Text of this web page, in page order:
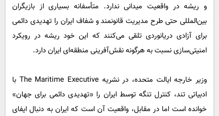
و ریشه در واقعیت میدانی ندارد. متأسفانه بسیاری از بازیگران
بین‌المللی حتی طرح مدیریت قانونمند و شفاف ایران را تهدیدی دائمی
برای آزادی دریانوردی تلقی می‌کنند که این خود ریشه در رویکرد
امنیتی‌سازی نسبت به هرگونه نقش‌آفرینی منطقه‌ای ایران دارد.
وزیر خارجه ایالت متحده، در نشریه The Maritime Executive با
ادبیاتی تند، کنترل تنگه توسط ایران را «تهدیدی دائمی برای جهان»
خوانده است اما در مقابل، واقعیت آن است که ایران به دنبال ایفای